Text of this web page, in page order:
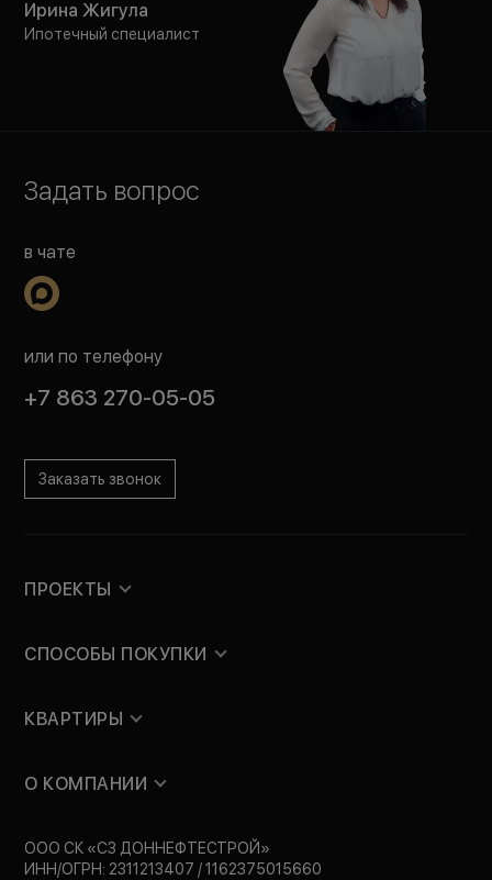
Ирина Жигула
Ипотечный специалист
Задать вопрос
в чате
или по телефону
+7 863 270-05-05
Заказать звонок
ПРОЕКТЫ
СПОСОБЫ ПОКУПКИ
КВАРТИРЫ
О КОМПАНИИ
ООО СК «СЗ ДОННЕФТЕСТРОЙ»
ИНН/ОГРН: 2311213407 / 1162375015660